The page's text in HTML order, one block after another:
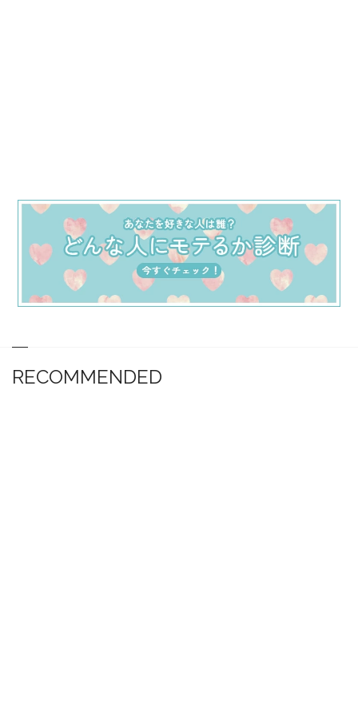
RECOMMENDED